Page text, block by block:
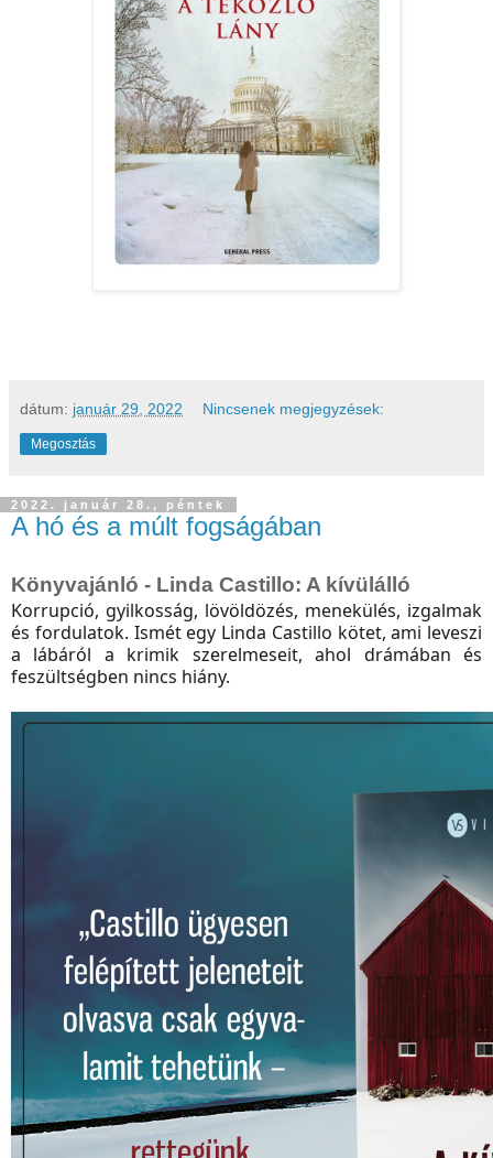
dátum: január 29, 2022 Nincsenek megjegyzések:
Megosztás
2022. január 28., péntek
A hó és a múlt fogságában
Könyvajánló - Linda Castillo: A kívülálló
Korrupció, gyilkosság, lövöldözés, menekülés, izgalmak
és fordulatok. Ismét egy Linda Castillo kötet, ami leveszi
a lábáról a krimik szerelmeseit, ahol drámában és
feszültségben nincs hiány.